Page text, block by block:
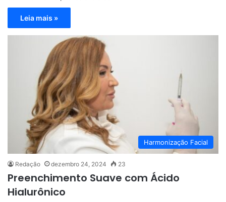
Leia mais »
Harmonização Facial
Redação dezembro 24, 2024 23
Preenchimento Suave com Ácido
Hialurônico